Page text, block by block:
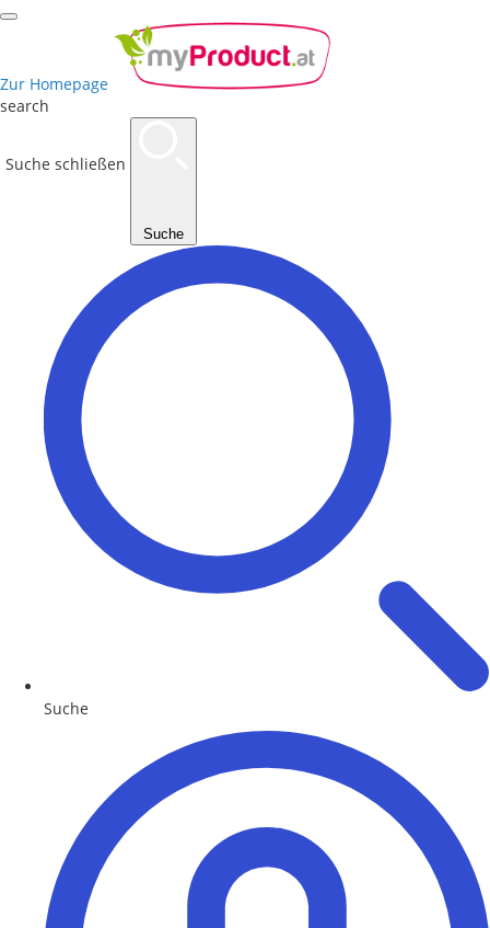
Zur Homepage
search
Suche schließen
Suche
Suche